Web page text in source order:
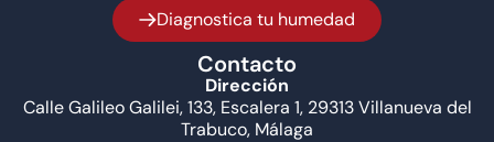
Diagnostica tu humedad
Contacto
Dirección
Calle Galileo Galilei, 133, Escalera 1, 29313 Villanueva del
Trabuco, Málaga